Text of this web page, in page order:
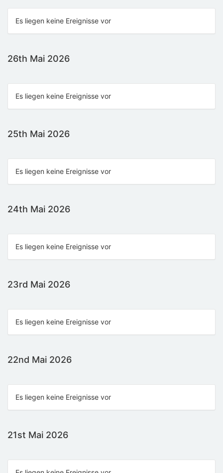
Es liegen keine Ereignisse vor
26th Mai 2026
Es liegen keine Ereignisse vor
25th Mai 2026
Es liegen keine Ereignisse vor
24th Mai 2026
Es liegen keine Ereignisse vor
23rd Mai 2026
Es liegen keine Ereignisse vor
22nd Mai 2026
Es liegen keine Ereignisse vor
21st Mai 2026